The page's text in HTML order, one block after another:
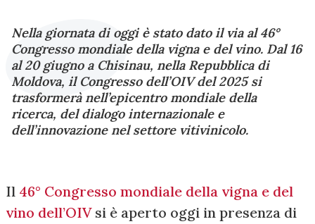
Nella giornata di oggi è stato dato il via al 46°
Congresso mondiale della vigna e del vino. Dal 16
al 20 giugno a Chisinau, nella Repubblica di
Moldova, il Congresso dell’OIV del 2025 si
trasformerà nell’epicentro mondiale della
ricerca, del dialogo internazionale e
dell’innovazione nel settore vitivinicolo.
Il 46° Congresso mondiale della vigna e del
vino dell’OIVsi è aperto oggi in presenza di